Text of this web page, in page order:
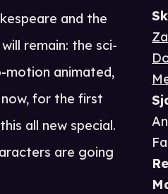
and the
remain: the sci-
motion animated,
for the first
all new special.
are going